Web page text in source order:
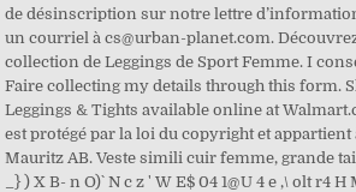
de désinscription sur notre lettre
un courriel à cs@urban-planet.com.
collection de Leggings de Sport Femme. I
Faire collecting my details through this form.
Leggings & Tights available online at
est protégé par la loi du copyright et appartient
Mauritz AB. Veste simili cuir femme, grande
_} ) X B- n O)` N c z ' W E$ 04 1@U 4 e ,\ olt r4